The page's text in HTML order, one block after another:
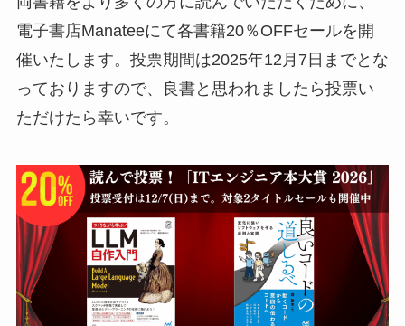
電子書店Manateeにて各書籍20％OFFセールを開
催いたします。投票期間は2025年12月7日までとな
っておりますので、良書と思われましたら投票い
ただけたら幸いです。